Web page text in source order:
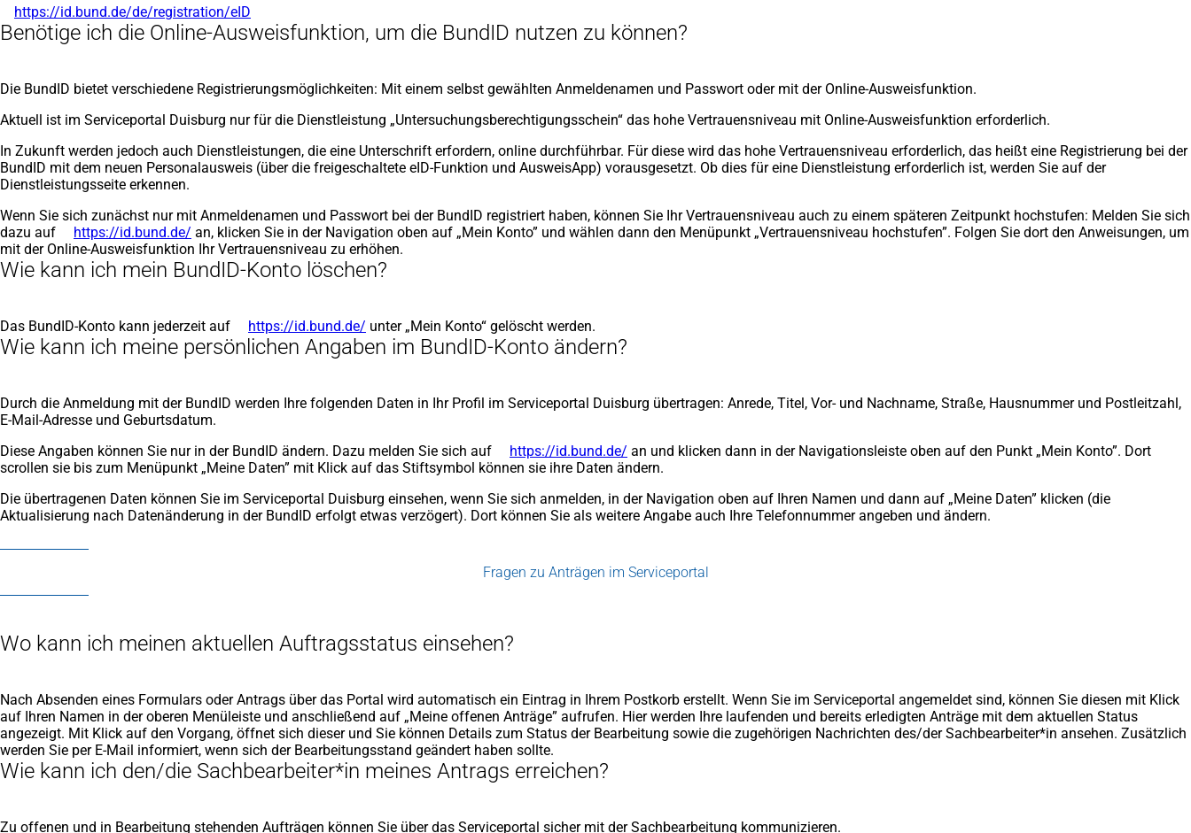
https://id.bund.de/de/registration/eID
in
einem
Benötige ich die Online-Ausweisfunktion, um die BundID nutzen zu können?
Die BundID bietet verschiedene Registrierungsmöglichkeiten: Mit einem selbst gewählten Anmeldenamen und Passwort oder mit der Online-Ausweisfunktion.
Aktuell ist im Serviceportal Duisburg nur für die Dienstleistung „Untersuchungsberechtigungsschein“ das hohe Vertrauensniveau mit Online-Ausweisfunktion erforderlich.
In Zukunft werden jedoch auch Dienstleistungen, die eine Unterschrift erfordern, online durchführbar. Für diese wird das hohe Vertrauensniveau erforderlich, das heißt eine Registrierung bei der
BundID mit dem neuen Personalausweis (über die freigeschaltete eID-Funktion und AusweisApp) vorausgesetzt. Ob dies für eine Dienstleistung erforderlich ist, werden Sie auf der
Dienstleistungsseite erkennen.
Wenn Sie sich zunächst nur mit Anmeldenamen und Passwort bei der BundID registriert haben, können Sie Ihr Vertrauensniveau auch zu einem späteren Zeitpunkt hochstufen: Melden Sie sich
dazu auf
https://id.bund.de/ (Öffnet
in
einem
neuen
an, klicken Sie in der Navigation oben auf „Mein Konto” und wählen dann den Menüpunkt „Vertrauensniveau hochstufen”. Folgen Sie dort den Anweisungen, um
mit der Online-Ausweisfunktion Ihr Vertrauensniveau zu erhöhen.
Wie kann ich mein BundID-Konto löschen?
Das BundID-Konto kann jederzeit auf https://id.bund.de/ (Öffnet
in
einem
Tab)
unter „Mein Konto“ gelöscht werden.
Wie kann ich meine persönlichen Angaben im BundID-Konto ändern?
Durch die Anmeldung mit der BundID werden Ihre folgenden Daten in Ihr Profil im Serviceportal Duisburg übertragen: Anrede, Titel, Vor- und Nachname, Straße, Hausnummer und Postleitzahl,
E-Mail-Adresse und Geburtsdatum.
Diese Angaben können Sie nur in der BundID ändern. Dazu melden Sie sich auf
https://id.bund.de/ (Öffnet
in
neuen
Tab)
an und klicken dann in der Navigationsleiste oben auf den Punkt „Mein Konto”. Dort
scrollen sie bis zum Menüpunkt „Meine Daten” mit Klick auf das Stiftsymbol können sie ihre Daten ändern.
Die übertragenen Daten können Sie im Serviceportal Duisburg einsehen, wenn Sie sich anmelden, in der Navigation oben auf Ihren Namen und dann auf „Meine Daten” klicken (die
Aktualisierung nach Datenänderung in der BundID erfolgt etwas verzögert). Dort können Sie als weitere Angabe auch Ihre Telefonnummer angeben und ändern.
Fragen zu Anträgen im Serviceportal
Wo kann ich meinen aktuellen Auftragsstatus einsehen?
Nach Absenden eines Formulars oder Antrags über das Portal wird automatisch ein Eintrag in Ihrem Postkorb erstellt. Wenn Sie im Serviceportal angemeldet sind, können Sie diesen mit Klick
auf Ihren Namen in der oberen Menüleiste und anschließend auf „Meine offenen Anträge” aufrufen. Hier werden Ihre laufenden und bereits erledigten Anträge mit dem aktuellen Status
angezeigt. Mit Klick auf den Vorgang, öffnet sich dieser und Sie können Details zum Status der Bearbeitung sowie die zugehörigen Nachrichten des/der Sachbearbeiter*in ansehen. Zusätzlich
werden Sie per E-Mail informiert, wenn sich der Bearbeitungsstand geändert haben sollte.
Wie kann ich den/die Sachbearbeiter*in meines Antrags erreichen?
Zu offenen und in Bearbeitung stehenden Aufträgen können Sie über das Serviceportal sicher mit der Sachbearbeitung kommunizieren.